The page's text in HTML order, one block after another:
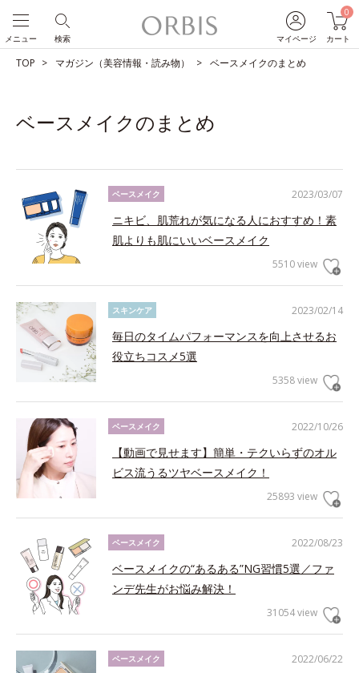
マイページ
0
カート
検索
メニュー
TOP マガジン（美容情報・読み物） ベースメイクのまとめ
ベースメイクのまとめ
2023/03/07
ベースメイク
ニキビ、肌荒れが気になる人におすすめ！素
肌よりも肌にいいベースメイク
5510 view
2023/02/14
スキンケア
毎日のタイムパフォーマンスを向上させるお
役立ちコスメ5選
5358 view
2022/10/26
ベースメイク
【動画で見せます】簡単・テクいらずのオル
ビス流うるツヤベースメイク！
25893 view
2022/08/23
ベースメイク
ベースメイクの“あるある”NG習慣5選／ファ
ンデ先生がお悩み解決！
31054 view
2022/06/22
ベースメイク